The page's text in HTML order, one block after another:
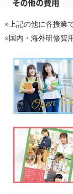
その他の費用
※上記の他に各授業
※国内・海外研修費